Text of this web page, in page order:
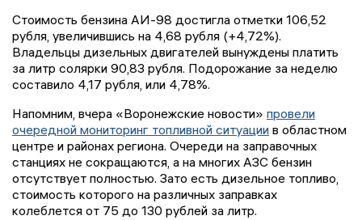
Стоимость бензина АИ-98 достигла отметки 106,52
рубля, увеличившись на 4,68 рубля (+4,72%).
Владельцы дизельных двигателей вынуждены платить
за литр солярки 90,83 рубля. Подорожание за неделю
составило 4,17 рубля, или 4,78%.
Напомним, вчера «Воронежские новости» провели
очередной мониторинг топливной ситуации в областном
центре и районах региона. Очереди на заправочных
станциях не сокращаются, а на многих АЗС бензин
отсутствует полностью. Зато есть дизельное топливо,
стоимость которого на различных заправках
колеблется от 75 до 130 рублей за литр.